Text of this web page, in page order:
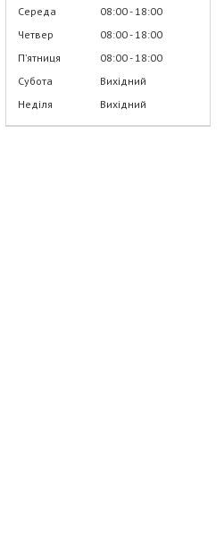
Середа
08:00 18:00
Четвер
08:00 18:00
Пʼятниця
08:00 18:00
Субота
Вихідний
Неділя
Вихідний